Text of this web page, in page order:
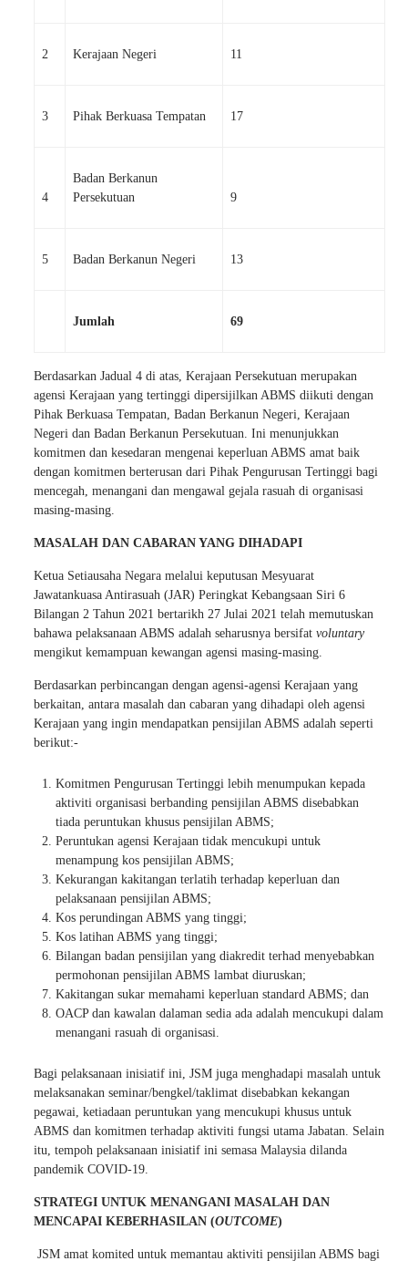
2 Kerajaan Negeri 11
3 Pihak Berkuasa Tempatan 17
4
Badan Berkanun
Persekutuan
9
5 Badan Berkanun Negeri 13
Jumlah 69
Berdasarkan Jadual 4 di atas, Kerajaan Persekutuan merupakan
agensi Kerajaan yang tertinggi dipersijilkan ABMS diikuti dengan
Pihak Berkuasa Tempatan, Badan Berkanun Negeri, Kerajaan
Negeri dan Badan Berkanun Persekutuan. Ini menunjukkan
komitmen dan kesedaran mengenai keperluan ABMS amat baik
dengan komitmen berterusan dari Pihak Pengurusan Tertinggi bagi
mencegah, menangani dan mengawal gejala rasuah di organisasi
masing-masing.
MASALAH DAN CABARAN YANG DIHADAPI
Ketua Setiausaha Negara melalui keputusan Mesyuarat
Jawatankuasa Antirasuah (JAR) Peringkat Kebangsaan Siri 6
Bilangan 2 Tahun 2021 bertarikh 27 Julai 2021 telah memutuskan
bahawa pelaksanaan ABMS adalah seharusnya bersifat voluntary
mengikut kemampuan kewangan agensi masing-masing.
Berdasarkan perbincangan dengan agensi-agensi Kerajaan yang
berkaitan, antara masalah dan cabaran yang dihadapi oleh agensi
Kerajaan yang ingin mendapatkan pensijilan ABMS adalah seperti
berikut:-
Komitmen Pengurusan Tertinggi lebih menumpukan kepada
aktiviti organisasi berbanding pensijilan ABMS disebabkan
tiada peruntukan khusus pensijilan ABMS;
Peruntukan agensi Kerajaan tidak mencukupi untuk
menampung kos pensijilan ABMS;
Kekurangan kakitangan terlatih terhadap keperluan dan
pelaksanaan pensijilan ABMS;
Kos perundingan ABMS yang tinggi;
Kos latihan ABMS yang tinggi;
Bilangan badan pensijilan yang diakredit terhad menyebabkan
permohonan pensijilan ABMS lambat diuruskan;
Kakitangan sukar memahami keperluan standard ABMS; dan
OACP dan kawalan dalaman sedia ada adalah mencukupi dalam
menangani rasuah di organisasi.
Bagi pelaksanaan inisiatif ini, JSM juga menghadapi masalah untuk
melaksanakan seminar/bengkel/taklimat disebabkan kekangan
pegawai, ketiadaan peruntukan yang mencukupi khusus untuk
ABMS dan komitmen terhadap aktiviti fungsi utama Jabatan. Selain
itu, tempoh pelaksanaan inisiatif ini semasa Malaysia dilanda
pandemik COVID-19.
STRATEGI UNTUK MENANGANI MASALAH DAN
MENCAPAI KEBERHASILAN (OUTCOME)
JSM amat komited untuk memantau aktiviti pensijilan ABMS bagi